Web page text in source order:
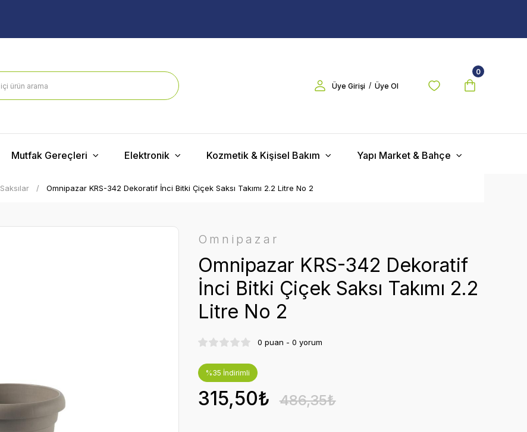
Üye Girişi / Üye Ol
0
Mutfak Gereçleri Elektronik Kozmetik & Kişisel Bakım Yapı Market & Bahçe
Saksılar Omnipazar KRS-342 Dekoratif İnci Bitki Çiçek Saksı Takımı 2.2 Litre No 2
Omnipazar
Omnipazar KRS-342 Dekoratif
İnci Bitki Çiçek Saksı Takımı 2.2
Litre No 2
0 puan - 0 yorum
%35 İndirimli
315,50₺ 486,35₺